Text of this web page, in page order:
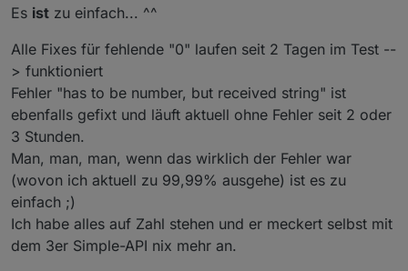
Es ist zu einfach... ^^
Alle Fixes für fehlende "0" laufen seit 2 Tagen im Test --
> funktioniert
Fehler "has to be number, but received string" ist
ebenfalls gefixt und läuft aktuell ohne Fehler seit 2 oder
3 Stunden.
Man, man, man, wenn das wirklich der Fehler war
(wovon ich aktuell zu 99,99% ausgehe) ist es zu
einfach ;)
Ich habe alles auf Zahl stehen und er meckert selbst mit
dem 3er Simple-API nix mehr an.